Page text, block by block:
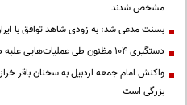
مشخص شدند
بسنت مدعی شد: به زودی شاهد توافق با
دستگیری ۱۰۴ مظنون طی عملیات‌هایی علیه داعش در ترکیه
واکنش امام جمعه اردبیل به سخنان باقر
بزرگی است